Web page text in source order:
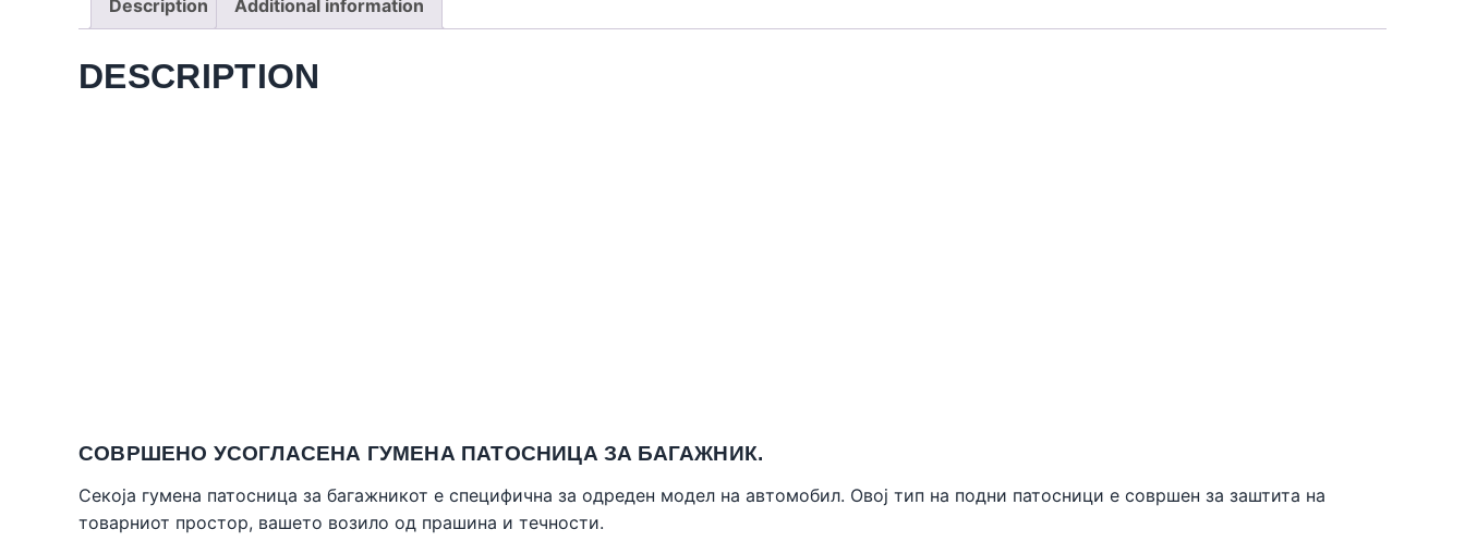
Description Additional information
DESCRIPTION
СОВРШЕНО УСОГЛАСЕНА ГУМЕНА ПАТОСНИЦА ЗА БАГАЖНИК.
Секоја гумена патосница за багажникот е специфична за одреден модел на автомобил. Овој тип на подни патосници е совршен за заштита на
товарниот простор, вашето возило од прашина и течности.